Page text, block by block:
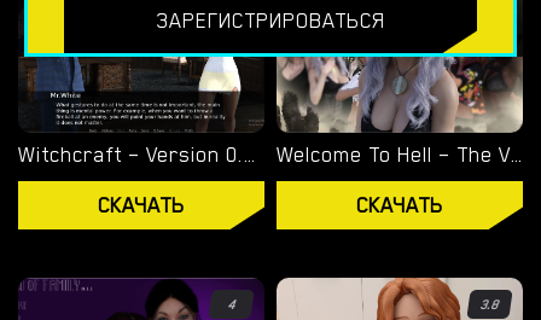
ЭКСКЛЮЗИВНЫЕ ИГРЫ
OVERWATCH WEEKEND FUCK
OVERWATCH SCHOOL DAYS
RESIDENT EVIL NET ADVENTURE
ГЕЙ ПОРНО ИГРЫ
Witchcraft – Version 0.9.8p – Added Android Port [Red Silhouette]
СКАЧАТЬ
Welcome To Hell – The Vampire Chronicles – New Version 0.1.0 Remastered [NoobPRO Games]
СКАЧАТЬ
4 3.8
ЗАРЕГИСТРИРОВАТЬСЯ